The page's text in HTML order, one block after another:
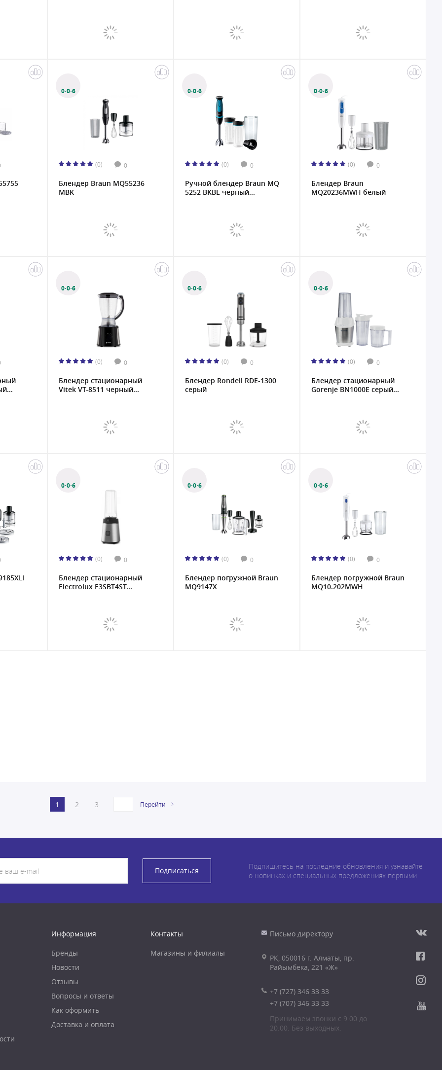
0·0·6
(0) 0
Блендер Braun MQ55236
MBK
0·0·6
(0) 0
Ручной блендер Braun MQ
5252 BKBL черный...
0·0·6
(0) 0
Блендер Braun
MQ20236MWH белый
0·0·6
(0) 0
Блендер стационарный
Vitek VT-8511 черный...
0·0·6
(0) 0
Блендер Rondell RDE-1300
серый
0·0·6
(0) 0
Блендер стационарный
Gorenje BN1000E серый...
0·0·6
(0) 0
Блендер стационарный
Electrolux E3SBT4ST...
0·0·6
(0) 0
Блендер погружной Braun
MQ9147X
0·0·6
(0) 0
Блендер погружной Braun
MQ10.202MWH
1 2 3 Перейти
Подписаться
Подпишитесь на последние обновления и узнавайте
о новинках и специальных предложениях первыми
Информация
Бренды
Новости
Отзывы
Вопросы и ответы
Как оформить
Доставка и оплата
Контакты
Магазины и филиалы
Письмо директору
РК, 050016 г. Алматы, пр.
Райымбека, 221 «Ж»
+7 (727) 346 33 33
+7 (707) 346 33 33
Принимаем звонки с 9.00 до
20.00. Без выходных.